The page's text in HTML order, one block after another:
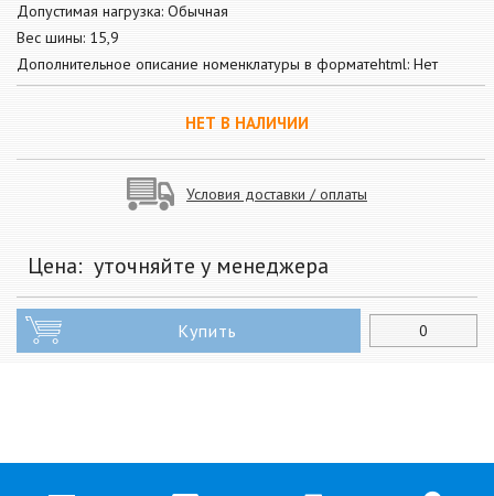
Допустимая нагрузка: Обычная
Вес шины: 15,9
Дополнительное описание номенклатуры в форматеhtml: Нет
НЕТ В НАЛИЧИИ
Условия доставки / оплаты
Цена: уточняйте у менеджера
Купить